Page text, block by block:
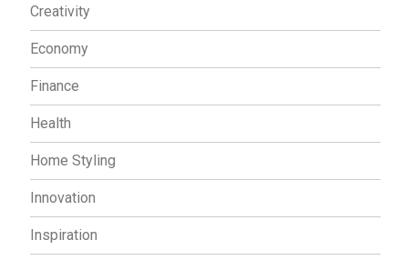
Creativity
Economy
Finance
Health
Home Styling
Innovation
Inspiration